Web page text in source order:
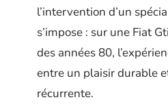
l’intervention d’un
s’impose : sur une Fiat
des années 80,
entre un plaisir durable
récurrente.